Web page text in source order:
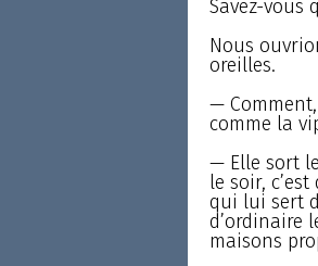
Savez-vous
Nous
oreilles.
—
comme la
— Elle sort
le soir,
qui lui sert
d’ordinaire
maisons